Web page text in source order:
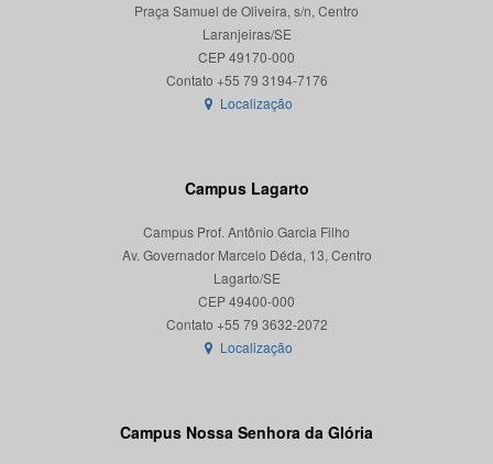
Praça Samuel de Oliveira, s/n, Centro
Laranjeiras/SE
CEP 49170-000
Localização
Campus Lagarto
Campus Prof. Antônio Garcia Filho
Av. Governador Marcelo Déda, 13, Centro
Lagarto/SE
CEP 49400-000
Localização
Campus Nossa Senhora da Glória